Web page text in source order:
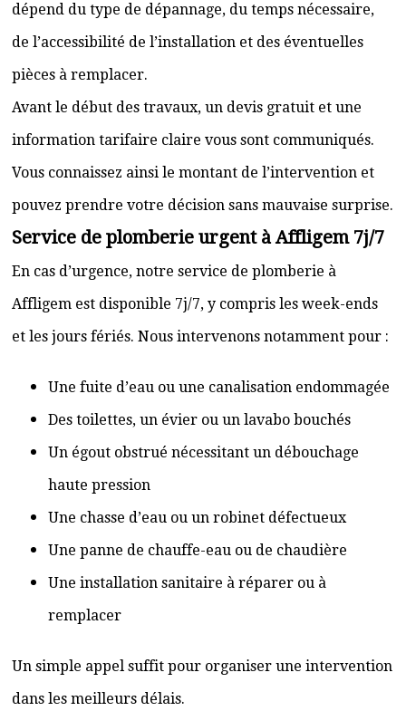
dépend du type de dépannage, du temps nécessaire,
de l’accessibilité de l’installation et des éventuelles
pièces à remplacer.
Avant le début des travaux, un devis gratuit et une
information tarifaire claire vous sont communiqués.
Vous connaissez ainsi le montant de l’intervention et
pouvez prendre votre décision sans mauvaise surprise.
Service de plomberie urgent à Affligem 7j/7
En cas d’urgence, notre service de plomberie à
Affligem est disponible 7j/7, y compris les week-ends
et les jours fériés. Nous intervenons notamment pour :
Une fuite d’eau ou une canalisation endommagée
Des toilettes, un évier ou un lavabo bouchés
Un égout obstrué nécessitant un débouchage
haute pression
Une chasse d’eau ou un robinet défectueux
Une panne de chauffe-eau ou de chaudière
Une installation sanitaire à réparer ou à
remplacer
Un simple appel suffit pour organiser une intervention
dans les meilleurs délais.